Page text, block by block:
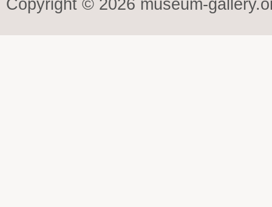
Copyright © 2026 museum-